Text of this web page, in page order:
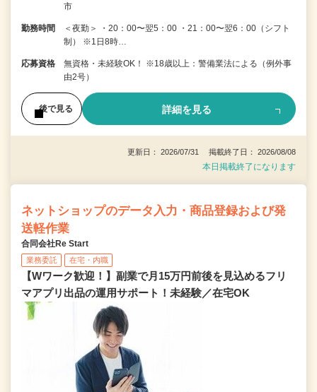
市
勤務時間
＜夜勤＞ ・20：00〜翌5：00 ・21：00〜翌6：00（シフト
制） ※1日8時…
応募資格
無資格・未経験OK！ ※18歳以上：警備業法による（例外事
由2号）
後で見る 詳細を見る
更新日： 2026/07/31 掲載終了日： 2026/08/08
本日掲載終了になります
ネットショップのデータ入力・商品登録および発
送軽作業
合同会社Re Start
業務委託 在宅・内職
【Wワーク歓迎！】副業で月15万円前後を見込めるフリ
マアプリ出品の運用サポート！未経験／在宅OK